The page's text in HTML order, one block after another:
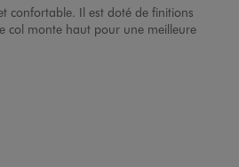
confortable. Il est doté de finitions
col monte haut pour une meilleure